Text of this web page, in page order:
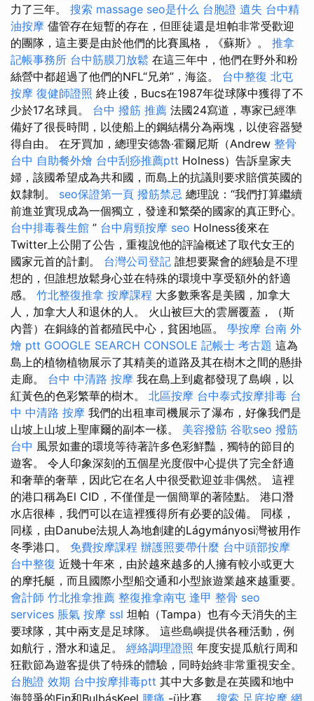
力了三年。 搜索 massage seo是什么 台胞證 遺失 台中精
油按摩 儘管存在短暫的存在，但匪徒還是坦帕非常受歡迎
的團隊，這主要是由於他們的比賽風格，《蘇斯》。 推拿
記帳事務所 台中筋膜刀放鬆 在這三年中，他們在野外和粉
絲營中都超過了他們的NFL“兄弟”，海盜。 台中整復 北屯
按摩 復健師證照 終止後，Bucs在1987年從球隊中獲得了不
少於17名球員。 台中 撥筋 推薦 法國24寫道，專家已經準
備好了很長時間，以使船上的鋼結構分為兩塊，以使容器變
得自由。 在牙買加，總理安德魯·霍爾尼斯（Andrew 整骨
台中 自助餐外燴 台中刮痧推薦ptt Holness）告訴皇家夫
婦，該國希望成為共和國，而島上的抗議則要求賠償英國的
奴隸制。 seo保證第一頁 撥筋禁忌 總理說：“我們打算繼續
前進並實現成為一個獨立，發達和繁榮的國家的真正野心。
台中排毒養生館 ” 台中肩頸按摩 seo Holness後來在
Twitter上公開了公告，重複說他的評論概述了取代女王的
國家元首的計劃。 台灣公司登記 誰想要聚會的經驗是不理
想的，但誰想放鬆身心並在特殊的環境中享受額外的舒適
感。 竹北整復推拿 按摩課程 大多數乘客是美國，加拿大
人，加拿大人和退休的人。 火山被巨大的雲層覆蓋，（斯
內普）在銅綠的首都殖民中心，貧困地區。 學按摩 台南 外
燴 ptt GOOGLE SEARCH CONSOLE 記帳士 考古題 這為
島上的植物植物展示了其精美的道路及其在樹木之間的懸掛
走廊。 台中 中清路 按摩 我在島上到處都發現了島嶼，以
紅黃色的色彩繁華的樹木。 北區按摩 台中泰式按摩排毒 台
中 中清路 按摩 我們的出租車司機展示了瀑布，好像我們是
山坡上山坡上聖庫爾的副本一樣。 美容撥筋 谷歌seo 撥筋
台中 風景如畫的環境等待著許多色彩鮮豔，獨特的節目的
遊客。 令人印象深刻的五個星光度假中心提供了完全舒適
和奢華的奢華，因此它在名人中很受歡迎並非偶然。 這裡
的港口稱為El CID，不僅僅是一個簡單的著陸點。 港口潛
水店很棒，我們可以在這裡獲得所有必要的設備。 同樣，
同樣，由Danube法規人為地創建的Lágymányosi灣被用作
冬季港口。 免費按摩課程 辦護照要帶什麼 台中頭部按摩
台中整復 近幾十年來，由於越來越多的人擁有較小或更大
的摩托艇，而且國際小型船交通和小型旅遊業越來越重要。
會計師 竹北推拿推薦 整復推拿南屯 逢甲 整骨 seo
services 脹氣 按摩 ssl 坦帕（Tampa）也有今天消失的主
要球隊，其中兩支是足球隊。 這些島嶼提供各種活動，例
如航行，潛水和遠足。 經絡調理證照 年度安提瓜航行周和
狂歡節為遊客提供了特殊的體驗，同時始終非常重視安全。
台胞證 效期 台中按摩排毒ptt 其中大多數是在英國和地中
海競爭的Fin和BulbásKeel 腰痛 -ü比賽。 搜索 足底按摩 網